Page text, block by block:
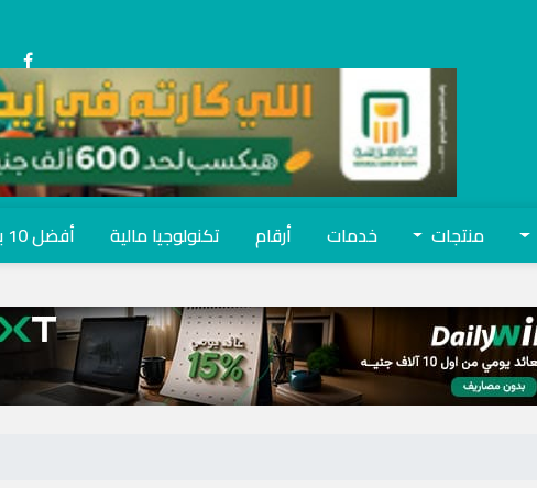
منتجات خدمات أرقام تكنولوجيا مالية أفضل 10 بنوك